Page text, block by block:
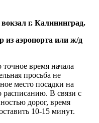
г. Калининград.
из аэропорта или ж/д
время начала
просьба не
место посадки на
расписанию. В связи с
дорог, время
10-15 минут.